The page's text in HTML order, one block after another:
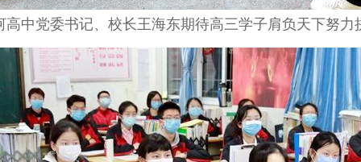
高中党委书记、校长王海东期待高三学子肩负天下努力